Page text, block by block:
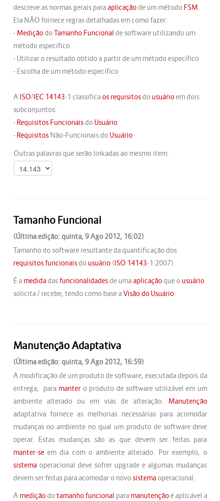
descreve as normas gerais paraaplicaçãode um método FSM.
Ela NÃO fornece regras detalhadas em como fazer:
• MediçãodoTamanho Funcional de software utilizando um
método específico
• Utilizar o resultado obtido a partir de um método específico
• Escolha de um método específico
A ISO/IEC 14143-1 classificaos requisitosdo usuárioem dois
subconjuntos:
• Requisitos Funcionaisdo Usuário
• RequisitosNão-Funcionais do Usuário
Outras palavras que serão linkadas ao mesmo item:
Tamanho Funcional
(Última edição: quinta, 9 Ago 2012, 16:02)
Tamanho do software resultante da quantificação dos
requisitos funcionaisdo usuário(ISO 14143-1:2007).
É a medidadasfuncionalidadesde umaaplicaçãoque o usuário
solicita / recebe, tendo como base aVisão do Usuário.
Manutenção Adaptativa
(Última edição: quinta, 9 Ago 2012, 16:59)
A modificação de um produto de software, executada depois da
entrega, para manter o produto de software utilizável em um
ambiente alterado ou em vias de alteração. Manutenção
adaptativa fornece as melhorias necessárias para acomodar
mudanças no ambiente no qual um produto de software deve
operar. Estas mudanças são as que devem ser feitas para
manter-seem dia com o ambiente alterado. Por exemplo, o
sistemaoperacional deve sofrer upgrade e algumas mudanças
devem ser feitas para acomodar o novosistemaoperacional.
A mediçãodotamanho funcional para manutençãoé aplicável a